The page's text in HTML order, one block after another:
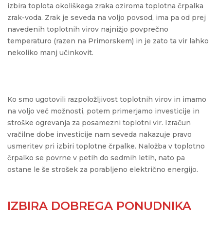
izbira toplota okoliškega zraka oziroma toplotna črpalka
zrak-voda. Zrak je seveda na voljo povsod, ima pa od prej
navedenih toplotnih virov najnižjo povprečno
temperaturo (razen na Primorskem) in je zato ta vir lahko
nekoliko manj učinkovit.
Ko smo ugotovili razpoložljivost toplotnih virov in imamo
na voljo več možnosti, potem primerjamo investicije in
stroške ogrevanja za posamezni toplotni vir. Izračun
vračilne dobe investicije nam seveda nakazuje pravo
usmeritev pri izbiri toplotne črpalke. Naložba v toplotno
črpalko se povrne v petih do sedmih letih, nato pa
ostane le še strošek za porabljeno električno energijo.
IZBIRA DOBREGA PONUDNIKA